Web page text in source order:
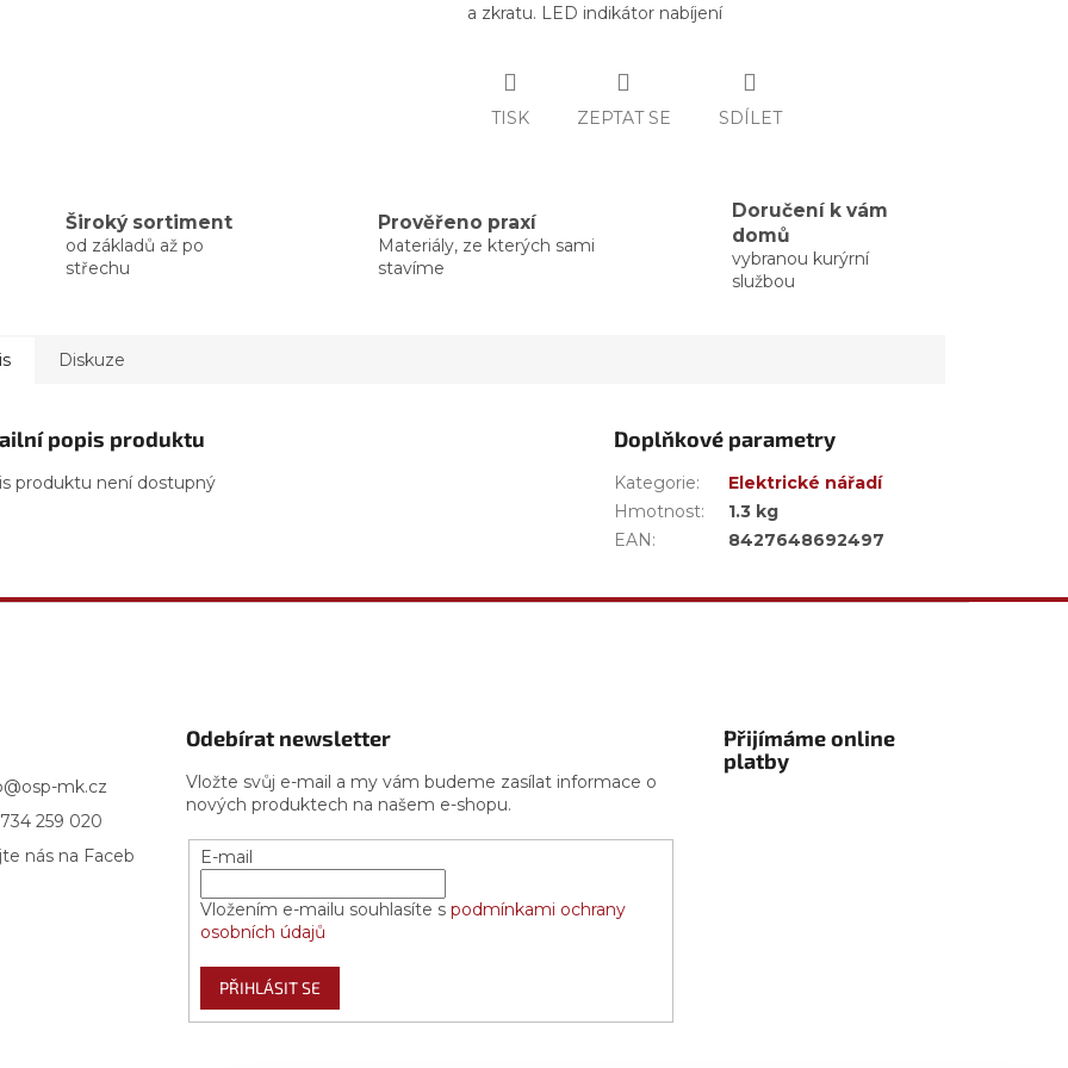
a zkratu. LED indikátor nabíjení
TISK ZEPTAT SE SDÍLET
Široký sortiment
od základů až po
střechu
Prověřeno praxí
Materiály, ze kterých sami
stavíme
Doručení k vám
domů
vybranou kurýrní
službou
Diskuze
popis produktu
produktu není dostupný
Doplňkové parametry
Kategorie:
Elektrické nářadí
Hmotnost:
1.3 kg
EAN: 8427648692497
@osp-mk.cz
259 020
nás na Faceb
Odebírat newsletter
Vložte svůj e-mail a my vám budeme zasílat informace o
nových produktech na našem e-shopu.
E-mail
Vložením e-mailu souhlasíte s podmínkami ochrany
osobních údajů
PŘIHLÁSIT SE
Přijímáme online
platby